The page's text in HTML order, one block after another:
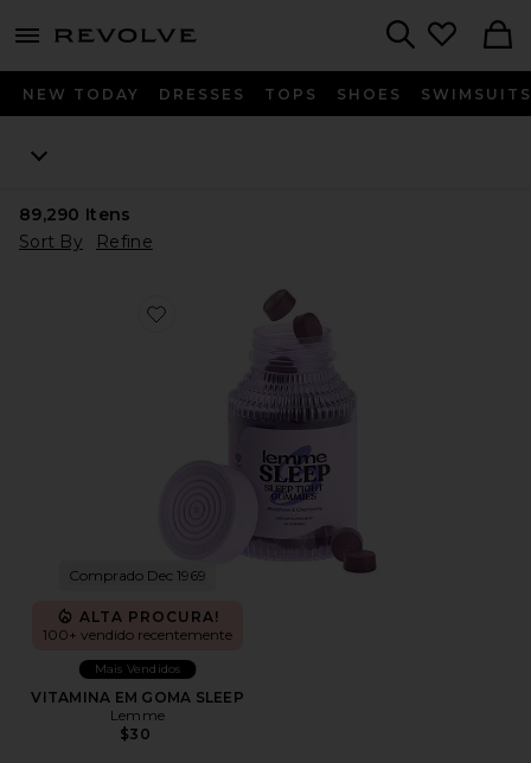
menu - shows more content
NEW TODAY DRESSES TOPS SHOES SWIMSUITS
89,290 Itens
Sort By
Refine
Favorite VITAMINA EM GOMA SLEEP
Comprado Dec 1969
ALTA PROCURA!
100+ vendido recentemente
Mais Vendidos
VITAMINA EM GOMA SLEEP
Lemme
$30